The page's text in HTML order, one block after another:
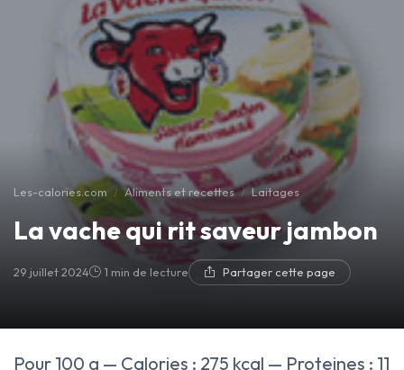
Les-calories.com Aliments et recettes Laitages
La vache qui rit saveur jambon
29 juillet 2024 1 min de lecture Partager cette page
Pour 100 g — Calories : 275 kcal — Proteines : 11